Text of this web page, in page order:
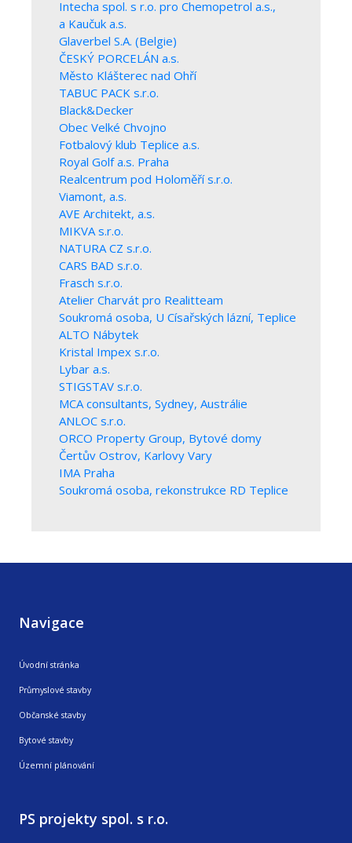
Intecha spol. s r.o. pro Chemopetrol a.s.,
a Kaučuk a.s.
Glaverbel S.A. (Belgie)
ČESKÝ PORCELÁN a.s.
Město Klášterec nad Ohří
TABUC PACK s.r.o.
Black&Decker
Obec Velké Chvojno
Fotbalový klub Teplice a.s.
Royal Golf a.s. Praha
Realcentrum pod Holoměří s.r.o.
Viamont, a.s.
AVE Architekt, a.s.
MIKVA s.r.o.
NATURA CZ s.r.o.
CARS BAD s.r.o.
Frasch s.r.o.
Atelier Charvát pro Realitteam
Soukromá osoba, U Císařských lázní, Teplice
ALTO Nábytek
Kristal Impex s.r.o.
Lybar a.s.
STIGSTAV s.r.o.
MCA consultants, Sydney, Austrálie
ANLOC s.r.o.
ORCO Property Group, Bytové domy
Čertův Ostrov, Karlovy Vary
IMA Praha
Soukromá osoba, rekonstrukce RD Teplice
Navigace
Úvodní stránka
Průmyslové stavby
Občanské stavby
Bytové stavby
Územní plánování
PS projekty spol. s r.o.